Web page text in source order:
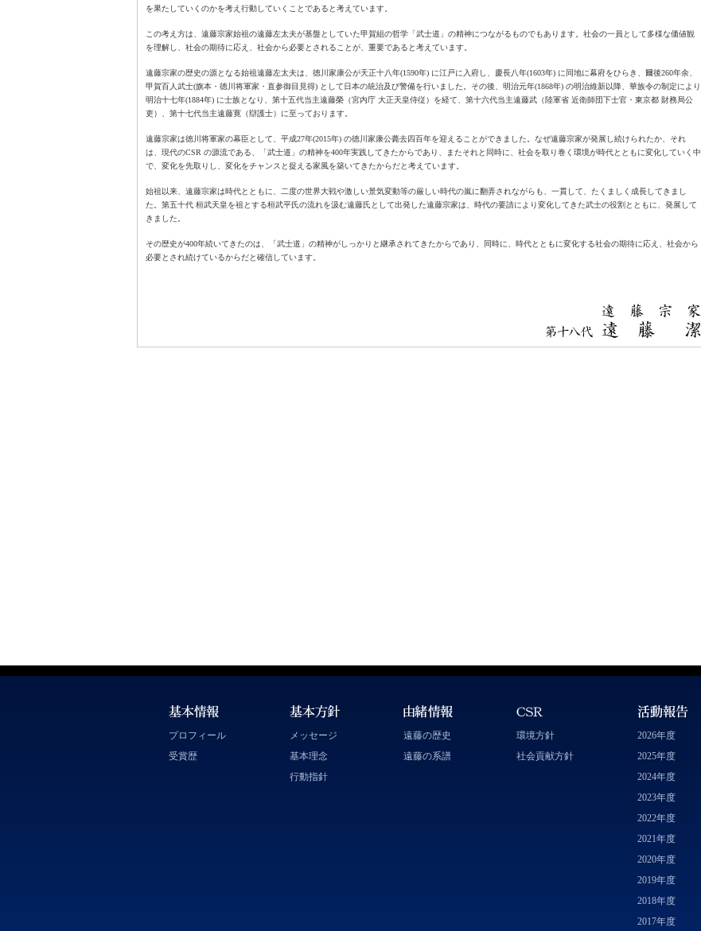
を果たしていくのかを考え行動していくことであると考えています。
この考え方は、遠藤宗家始祖の遠藤左太夫が基盤としていた甲賀組の哲学「武士道」の精神につながるものでもあります。社会の一員として多様な価値観
を理解し、社会の期待に応え、社会から必要とされることが、重要であると考えています。
遠藤宗家の歴史の源となる始祖遠藤左太夫は、徳川家康公が天正十八年(1590年) に江戸に入府し、慶長八年(1603年) に同地に幕府をひらき、爾後260年余、
甲賀百人武士(旗本・徳川将軍家・直参御目見得) として日本の統治及び警備を行いました。その後、明治元年(1868年) の明治維新以降、華族令の制定により
明治十七年(1884年) に士族となり、第十五代当主遠藤榮（宮内庁 大正天皇侍従）を経て、第十六代当主遠藤武（陸軍省 近衛師団下士官・東京都 財務局公
吏）、第十七代当主遠藤寛（辯護士）に至っております。
遠藤宗家は徳川将軍家の幕臣として、平成27年(2015年) の徳川家康公薨去四百年を迎えることができました。なぜ遠藤宗家が発展し続けられたか、それ
は、現代のCSR の源流である、「武士道」の精神を400年実践してきたからであり、またそれと同時に、社会を取り巻く環境が時代とともに変化していく中
で、変化を先取りし、変化をチャンスと捉える家風を築いてきたからだと考えています。
始祖以来、遠藤宗家は時代とともに、二度の世界大戦や激しい景気変動等の厳しい時代の嵐に翻弄されながらも、一貫して、たくましく成長してきまし
た。第五十代 桓武天皇を祖とする桓武平氏の流れを汲む遠藤氏として出発した遠藤宗家は、時代の要請により変化してきた武士の役割とともに、発展して
きました。
その歴史が400年続いてきたのは、「武士道」の精神がしっかりと継承されてきたからであり、同時に、時代とともに変化する社会の期待に応え、社会から
必要とされ続けているからだと確信しています。
プロフィール
受賞歴
メッセージ
基本理念
行動指針
遠藤の歴史
遠藤の系譜
環境方針
社会貢献方針
2026年度
2025年度
2024年度
2023年度
2022年度
2021年度
2020年度
2019年度
2018年度
2017年度